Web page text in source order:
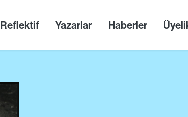
Reflektif Yazarlar Haberler